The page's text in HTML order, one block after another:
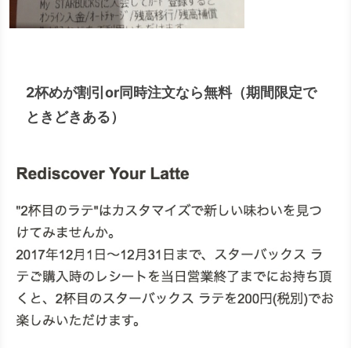
2杯めが割引or同時注文なら無料（期間限定で
ときどきある）